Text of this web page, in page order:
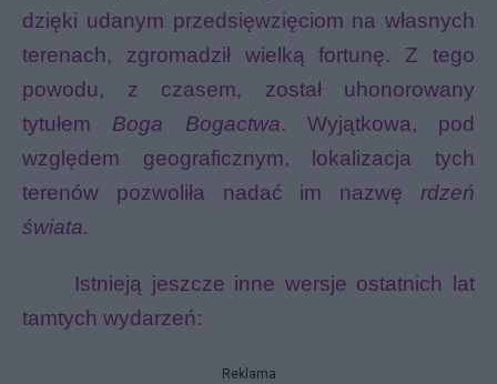
dzięki udanym przedsięwzięciom na własnych
terenach, zgromadził wielką fortunę. Z tego
powodu, z czasem, został uhonorowany
tytułem Boga Bogactwa. Wyjątkowa, pod
względem geograficznym, lokalizacja tych
terenów pozwoliła nadać im nazwę rdzeń
świata.
Istnieją jeszcze inne wersje ostatnich lat
tamtych wydarzeń:
Reklama